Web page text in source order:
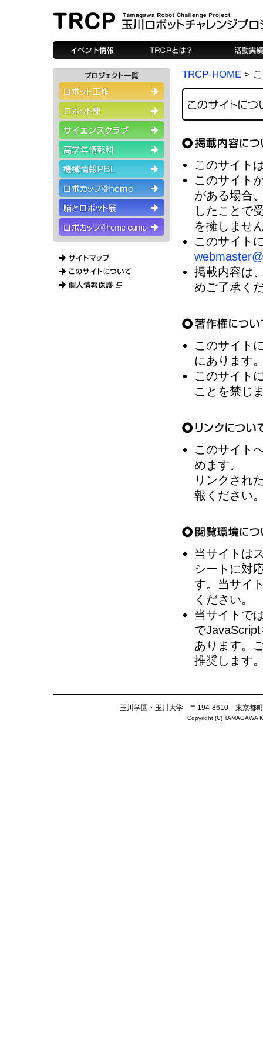
TRCP-HOME >
このサイト
このサイト
がある場合
したことで
を擁しませ
このサイト
掲載内容は
めご了承く
このサイト
にあります
このサイト
ことを禁じ
このサイト
めます。
リンクされ
報ください
当サイトは
シートに対
す。当サイ
ください。
当サイトで
で
あります。
推奨します
玉川学園・玉川大学 〒194-8610 東京都
Copyright (C) TAMAGAWA